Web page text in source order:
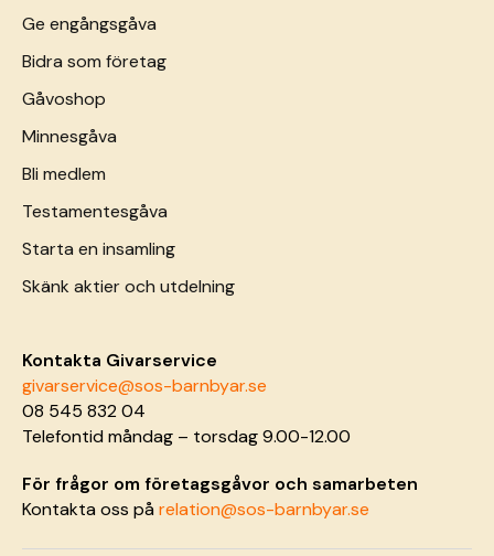
Ge engångsgåva
Bidra som företag
Gåvoshop
Minnesgåva
Bli medlem
Testamentesgåva
Starta en insamling
Skänk aktier och utdelning
Kontakta Givarservice
givarservice@sos-barnbyar.se
08 545 832 04
Telefontid måndag – torsdag 9.00-12.00
För frågor om företagsgåvor och samarbeten
Kontakta oss pårelation@sos-barnbyar.se